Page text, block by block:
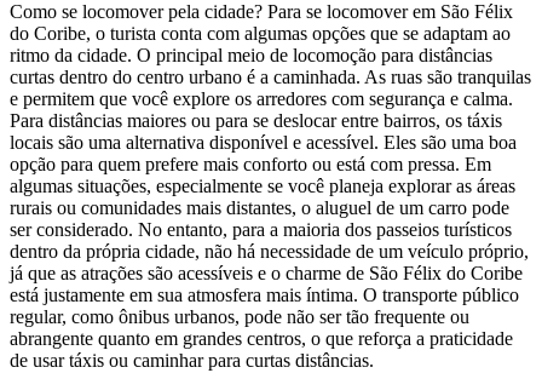
Como se locomover pela cidade? Para se locomover em São Félix
do Coribe, o turista conta com algumas opções que se adaptam ao
ritmo da cidade. O principal meio de locomoção para distâncias
curtas dentro do centro urbano é a caminhada. As ruas são tranquilas
e permitem que você explore os arredores com segurança e calma.
Para distâncias maiores ou para se deslocar entre bairros, os táxis
locais são uma alternativa disponível e acessível. Eles são uma boa
opção para quem prefere mais conforto ou está com pressa. Em
algumas situações, especialmente se você planeja explorar as áreas
rurais ou comunidades mais distantes, o aluguel de um carro pode
ser considerado. No entanto, para a maioria dos passeios turísticos
dentro da própria cidade, não há necessidade de um veículo próprio,
já que as atrações são acessíveis e o charme de São Félix do Coribe
está justamente em sua atmosfera mais íntima. O transporte público
regular, como ônibus urbanos, pode não ser tão frequente ou
abrangente quanto em grandes centros, o que reforça a praticidade
de usar táxis ou caminhar para curtas distâncias.